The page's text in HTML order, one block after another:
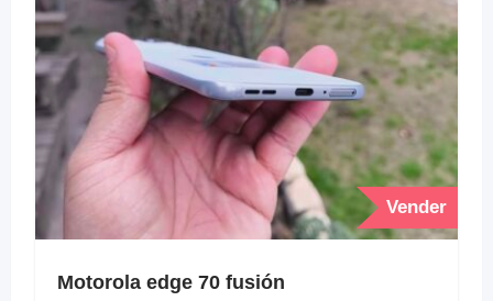
Vender
Motorola edge 70 fusión